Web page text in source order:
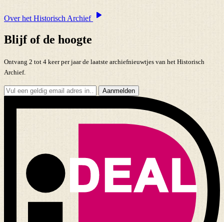
Over het Historisch Archief
Blijf of de hoogte
Ontvang 2 tot 4 keer per jaar de laatste archiefnieuwtjes van het Historisch
Archief.
Aanmelden